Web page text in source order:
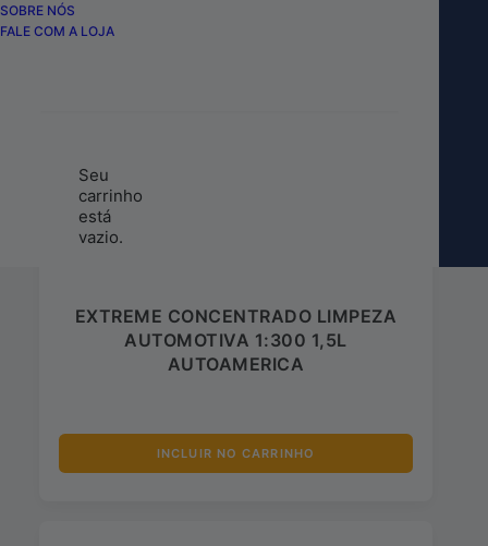
SOBRE NÓS
FALE COM A LOJA
Seu
carrinho
está
vazio.
EXTREME CONCENTRADO LIMPEZA
AUTOMOTIVA 1:300 1,5L
AUTOAMERICA
INCLUIR NO CARRINHO